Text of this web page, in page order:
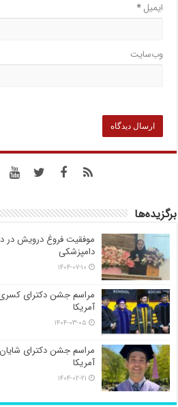
ایمیل*
وب‌سایت
برگزیده‌ها
موفقیت فروغ درویش در
دامپزشکی
۱۴۰۴-۰۷-۱۰
آمریکا
۱۴۰۴-۰۳-۰۵
مراسم جشن دکترای
آمریکا
۱۴۰۴-۰۲-۲۱